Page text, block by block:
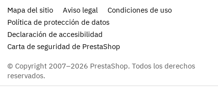
Mapa del sitio Aviso legal
Condiciones de uso
Política de protección de datos
Declaración de accesibilidad
Carta de seguridad de PrestaShop
© Copyright 2007–2026 PrestaShop. Todos los derechos
reservados.